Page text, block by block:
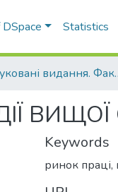
Statistics
Друковані
ВИЩОЇ
Keywords
ринок праці,